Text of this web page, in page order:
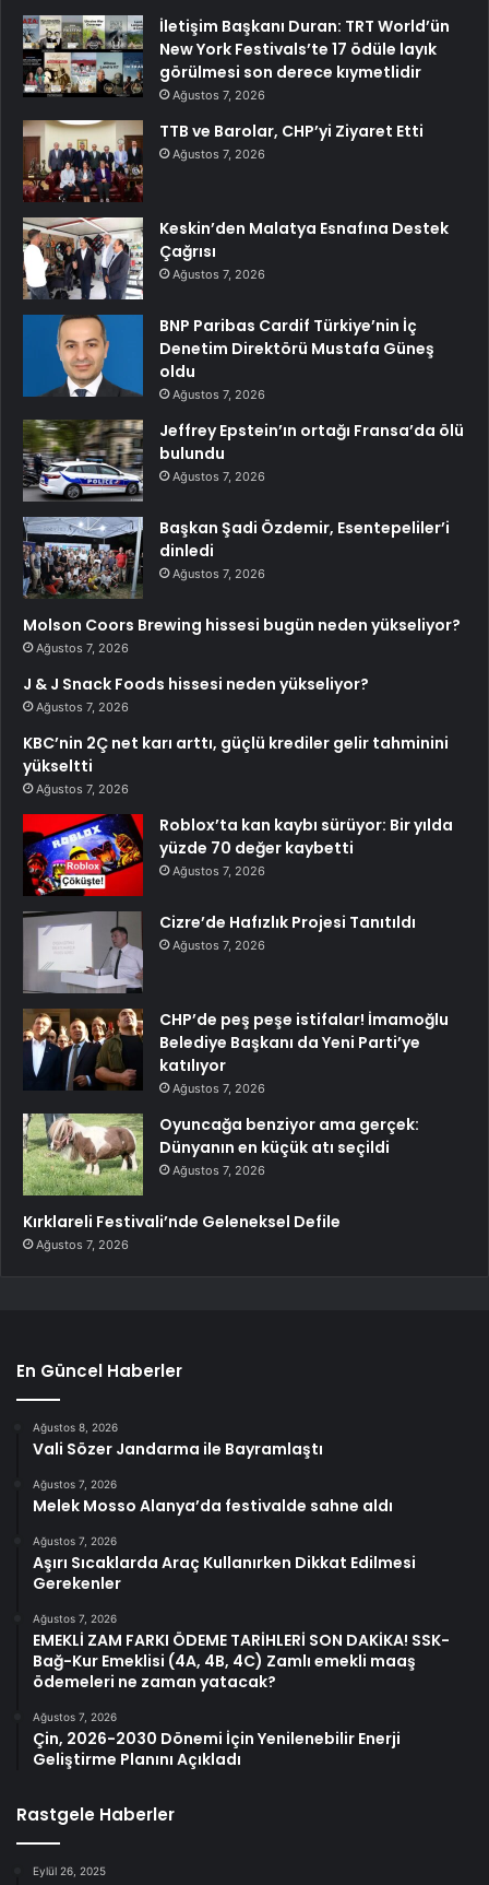
İletişim Başkanı Duran: TRT World’ün
New York Festivals’te 17 ödüle layık
görülmesi son derece kıymetlidir
Ağustos 7, 2026
TTB ve Barolar, CHP’yi Ziyaret Etti
Ağustos 7, 2026
Keskin’den Malatya Esnafına Destek
Çağrısı
Ağustos 7, 2026
BNP Paribas Cardif Türkiye’nin İç
Denetim Direktörü Mustafa Güneş
oldu
Ağustos 7, 2026
Jeffrey Epstein’ın ortağı Fransa’da ölü
bulundu
Ağustos 7, 2026
Başkan Şadi Özdemir, Esentepeliler’i
dinledi
Ağustos 7, 2026
Molson Coors Brewing hissesi bugün neden yükseliyor?
Ağustos 7, 2026
J & J Snack Foods hissesi neden yükseliyor?
Ağustos 7, 2026
KBC’nin 2Ç net karı arttı, güçlü krediler gelir tahminini
yükseltti
Ağustos 7, 2026
Roblox’ta kan kaybı sürüyor: Bir yılda
yüzde 70 değer kaybetti
Ağustos 7, 2026
Cizre’de Hafızlık Projesi Tanıtıldı
Ağustos 7, 2026
CHP’de peş peşe istifalar! İmamoğlu
Belediye Başkanı da Yeni Parti’ye
katılıyor
Ağustos 7, 2026
Oyuncağa benziyor ama gerçek:
Dünyanın en küçük atı seçildi
Ağustos 7, 2026
Kırklareli Festivali’nde Geleneksel Defile
Ağustos 7, 2026
En Güncel Haberler
Ağustos 8, 2026
Vali Sözer Jandarma ile Bayramlaştı
Ağustos 7, 2026
Melek Mosso Alanya’da festivalde sahne aldı
Ağustos 7, 2026
Aşırı Sıcaklarda Araç Kullanırken Dikkat Edilmesi
Gerekenler
Ağustos 7, 2026
EMEKLİ ZAM FARKI ÖDEME TARİHLERİ SON DAKİKA! SSK-
Bağ-Kur Emeklisi (4A, 4B, 4C) Zamlı emekli maaş
ödemeleri ne zaman yatacak?
Ağustos 7, 2026
Çin, 2026-2030 Dönemi İçin Yenilenebilir Enerji
Geliştirme Planını Açıkladı
Rastgele Haberler
Eylül 26, 2025